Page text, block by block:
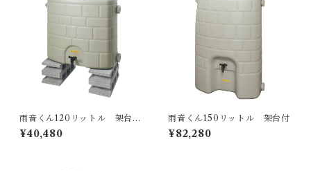
雨音くん120リットル 架台な
し
¥40,480
雨音くん150リットル 架台付
¥82,280